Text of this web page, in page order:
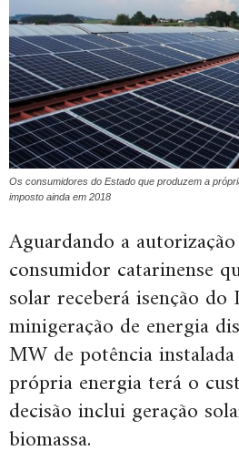
Os consumidores do Estado que produzem a
imposto ainda em 2018
Aguardando a
consumidor catarinense
solar receberá isenção
minigeração de energia
MW de potência
própria energia terá o
decisão inclui geração
biomassa.